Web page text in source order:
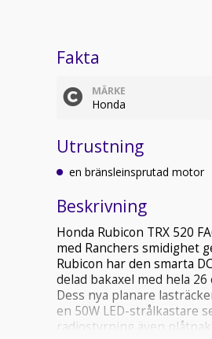
Fakta
MÄRKE
Honda
Utrustning
en bränsleinsprutad motor
Beskrivning
Honda Rubicon TRX 520
med Ranchers smidighet
Rubicon har den smarta
delad bakaxel med hela
Dess nya planare
en 50W LED-strålkastare
radiostyrning även